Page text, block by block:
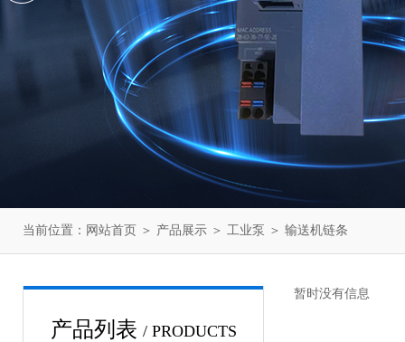
当前位置： 网站首页 ＞ 产品展示 ＞ 工业泵 ＞ 输送机链条
产品列表 / PRODUCTS
暂时没有信息